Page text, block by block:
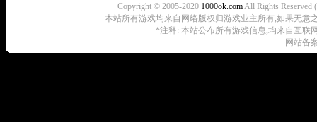
Copyright © 2005-2020 1000ok.comAll Rights
本站所有游戏均来自网络版权归游戏业主所有,如果无意
*注释: 本站公布所有游戏信息,均来自互联
网站备